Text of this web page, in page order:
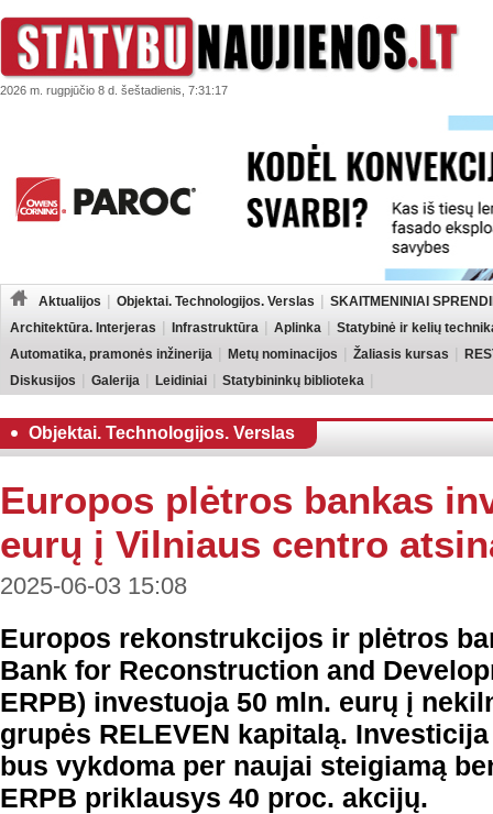
2026 m. rugpjūčio 8 d. šeštadienis, 7:31:17
Aktualijos Objektai. Technologijos. Verslas
SKAITMENINIAI
Architektūra. Interjeras
Infrastruktūra Aplinka
Statybinė ir kelių
Automatika, pramonės inžinerija
Metų nominacijos Žaliasis kursas
Diskusijos
Galerija Leidiniai Statybininkų biblioteka
Objektai. Technologijos. Verslas
Europos plėtros bankas
eurų į Vilniaus centro
2025-06-03 15:08
Europos rekonstrukcijos ir plėtros
Bank for Reconstruction and
ERPB) investuoja 50 mln. eurų į
grupės RELEVEN kapitalą.
bus vykdoma per naujai steigiamą
ERPB priklausys 40 proc. akcijų.